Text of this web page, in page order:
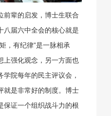
前辈的启发，博士生联合
八届六中全会的核心就是
，有纪律”是一脉相承
上强化观念，另一方面也
院每年的民主评议会，
就是非常好的制度。博士
保证一个组织战斗力的根